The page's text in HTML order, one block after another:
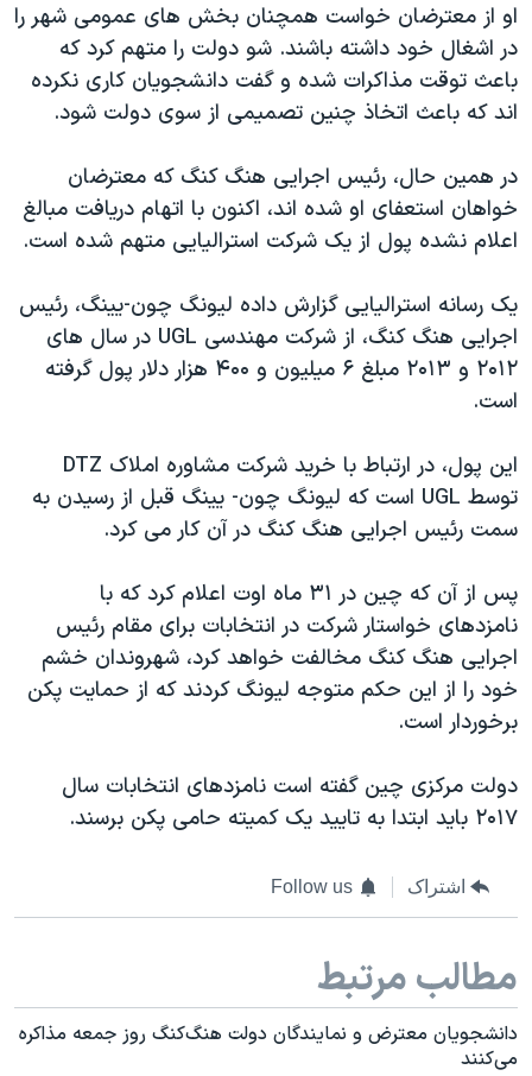
او از معترضان خواست همچنان بخش های عمومی شهر را
در اشغال خود داشته باشند. شو دولت را متهم کرد که
باعث توقت مذاکرات شده و گفت دانشجویان کاری نکرده
اند که باعث اتخاذ چنین تصمیمی از سوی دولت شود.
در همین حال، رئیس اجرایی هنگ کنگ که معترضان
خواهان استعفای او شده اند، اکنون با اتهام دریافت مبالغ
اعلام نشده پول از یک شرکت استرالیایی متهم شده است.
یک رسانه استرالیایی گزارش داده لیونگ چون-یینگ، رئیس
اجرایی هنگ کنگ، از شرکت مهندسی UGL در سال های
۲۰۱۲ و ۲۰۱۳ مبلغ ۶ میلیون و ۴۰۰ هزار دلار پول گرفته
است.
این پول، در ارتباط با خرید شرکت مشاوره املاک DTZ
توسط UGL است که لیونگ چون- یینگ قبل از رسیدن به
سمت رئیس اجرایی هنگ کنگ در آن کار می کرد.
پس از آن که چین در ۳۱ ماه اوت اعلام کرد که با
نامزدهای خواستار شرکت در انتخابات برای مقام رئیس
اجرایی هنگ کنگ مخالفت خواهد کرد، شهروندان خشم
خود را از این حکم متوجه لیونگ کردند که از حمایت پکن
برخوردار است.
دولت مرکزی چین گفته است نامزدهای انتخابات سال
۲۰۱۷ باید ابتدا به تایید یک کمیته حامی پکن برسند.
اشتراک Follow us
مطالب مرتبط
دانشجویان معترض و نمایندگان دولت هنگ‌کنگ روز جمعه مذاکره
می‌کنند